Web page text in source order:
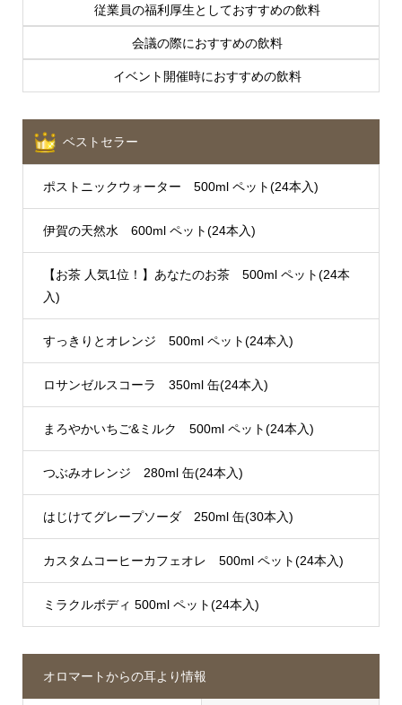
従業員の福利厚生としておすすめの飲料
会議の際におすすめの飲料
イベント開催時におすすめの飲料
ベストセラー
ポストニックウォーター 500ml ペット(24本入)
伊賀の天然水 600ml ペット(24本入)
【お茶 人気1位！】あなたのお茶 500ml ペット(24本
入)
すっきりとオレンジ 500ml ペット(24本入)
ロサンゼルスコーラ 350ml 缶(24本入)
まろやかいちご&ミルク 500ml ペット(24本入)
つぶみオレンジ 280ml 缶(24本入)
はじけてグレープソーダ 250ml 缶(30本入)
カスタムコーヒーカフェオレ 500ml ペット(24本入)
ミラクルボディ 500ml ペット(24本入)
オロマートからの耳より情報